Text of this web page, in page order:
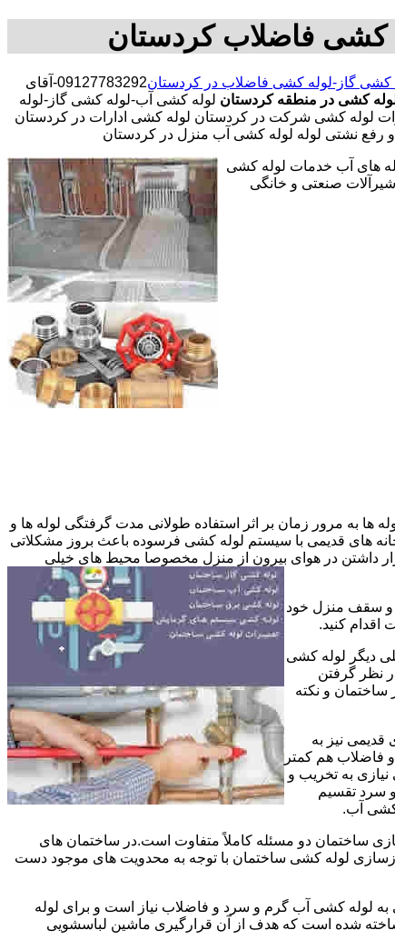
کشی فاضلاب کردستان
کشی گاز-لوله کشی فاضلاب در کردستان
09127783292-آقای
کشی در منطقه کردستان لوله کشی آب-لوله کشی گاز-لوله
لوله کشی شرکت در کردستان لوله کشی ادارات در کردستان
رفع نشتی لوله لوله کشی آب منزل در کردستان
های آب خدمات لوله کشی
صنعتی و خانگی
ها به مرور زمان بر اثر استفاده طولانی مدت گرفتگی لوله ها و
های قدیمی با سیستم لوله کشی فرسوده باعث بروز مشکلاتی
داشتن در هوای بیرون از منزل مخصوصا محیط های خیلی
و سقف منزل خود
کنید.
دیگر لوله کشی
نظر گرفتن
و نکته
نیز به
و فاضلاب هم کمتر
به تخریب و
و سرد تقسیم
کشی آب.
ساختمان دو مسئله کاملاً متفاوت است.در ساختمان های
لوله کشی ساختمان با توجه به محدویت های موجود دست
لوله کشی آب گرم و سرد و فاضلاب نیاز است و برای لوله
ساخته شده است که هدف از آن قرارگیری ماشین لباسشویی